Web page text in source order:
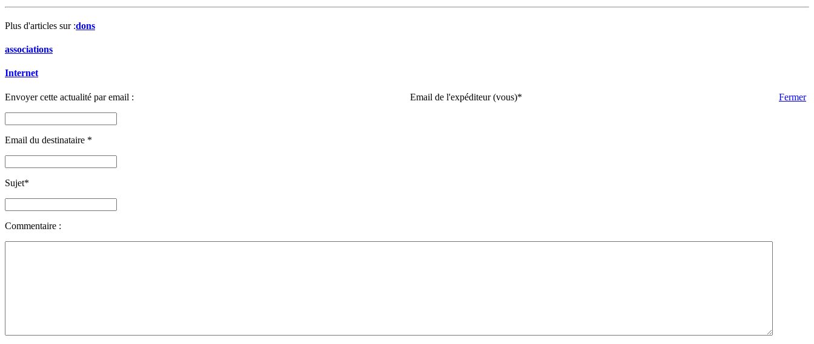
Plus d'articles sur :dons
associations
Internet
Envoyer cette actualité par email : Fermer
Email de l'expéditeur (vous)*
Email du destinataire *
Sujet*
Commentaire :